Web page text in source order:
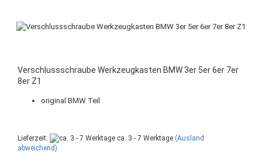
Verschlussschraube Werkzeugkasten BMW 3er 5er 6er 7er
8er Z1
original BMW Teil
Lieferzeit: ca. 3 - 7 Werktage (Ausland
abweichend)